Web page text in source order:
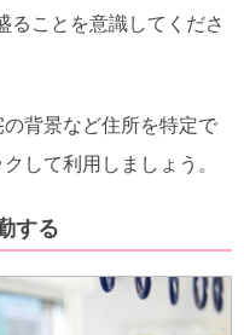
ることを意識してくださ
背景など住所を特定で
して利用しましょう。
する